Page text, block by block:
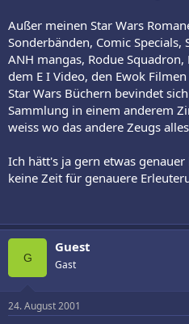
Außer meinen Star Wars
Sonderbänden, Comic Specials,
ANH mangas, Rodue Squadron,
dem E I Video, den Ewok
Star Wars Büchern bevindet
Sammlung in einem anderem
weiss wo das andere Zeugs
Ich hätt's ja gern etwas
keine Zeit für genauere
G
Guest
Gast
24. August 2001